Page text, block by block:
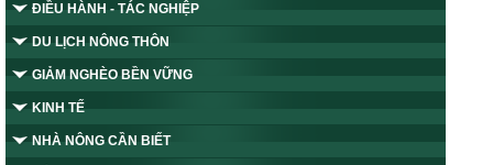
ĐIỀU HÀNH - TÁC NGHIỆP
DU LỊCH NÔNG THÔN
GIẢM NGHÈO BỀN VỮNG
KINH TẾ
NHÀ NÔNG CẦN BIẾT